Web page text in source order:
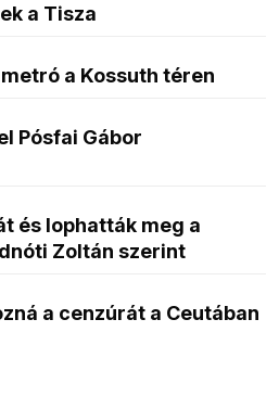
a Tisza
a Kossuth téren
Pósfai Gábor
és lophatták meg a
Zoltán szerint
a cenzúrát a Ceutában